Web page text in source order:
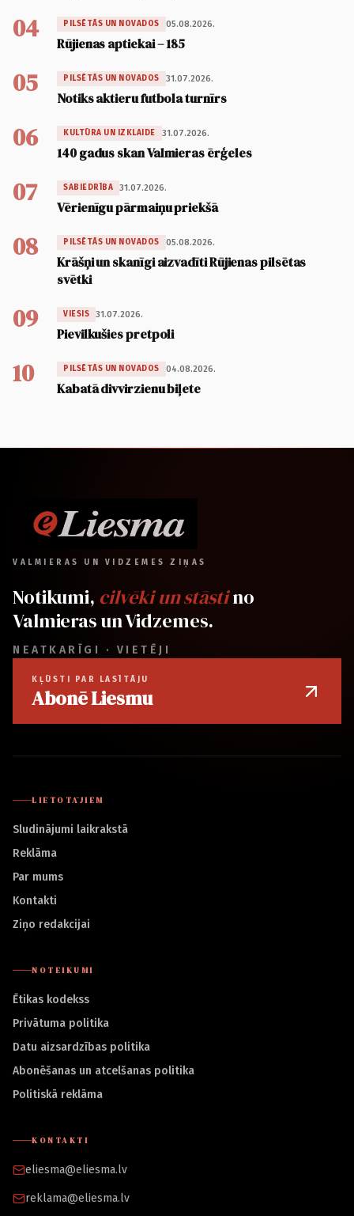
04 PILSĒTĀS UN NOVADOS 05.08.2026.
Rūjienas aptiekai – 185
05 PILSĒTĀS UN NOVADOS 31.07.2026.
Notiks aktieru futbola turnīrs
06 KULTŪRA UN IZKLAIDE 31.07.2026.
140 gadus skan Valmieras ērģeles
07 SABIEDRĪBA 31.07.2026.
Vērienīgu pārmaiņu priekšā
08 PILSĒTĀS UN NOVADOS 05.08.2026.
Krāšņi un skanīgi aizvadīti Rūjienas pilsētas
svētki
09 VIESIS 31.07.2026.
Pievilkušies pretpoli
10 PILSĒTĀS UN NOVADOS 04.08.2026.
Kabatā divvirzienu biļete
VALMIERAS UN VIDZEMES ZIŅAS
Notikumi, cilvēki un stāstino
Valmieras un Vidzemes.
NEATKARĪGI · VIETĒJI
KĻŪSTI PAR LASĪTĀJU
Abonē Liesmu
LIETOTĀJIEM
Sludinājumi laikrakstā
Reklāma
Par mums
Kontakti
Ziņo redakcijai
NOTEIKUMI
Ētikas kodekss
Privātuma politika
Datu aizsardzības politika
Abonēšanas un atcelšanas politika
Politiskā reklāma
KONTAKTI
eliesma@eliesma.lv
reklama@eliesma.lv